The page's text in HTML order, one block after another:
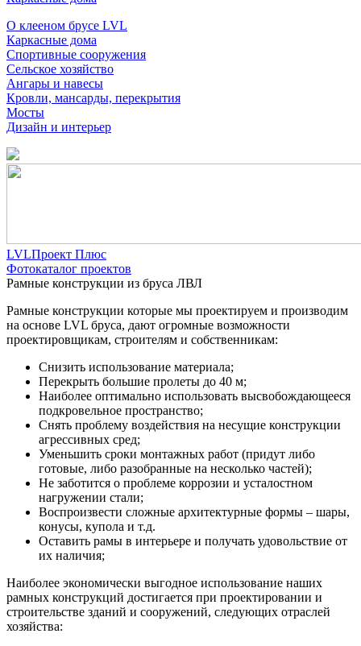
О клееном брусе LVL
Каркасные дома
Спортивные сооружения
Сельское хозяйство
Ангары и навесы
Кровли, мансарды, перекрытия
Мосты
Дизайн и интерьер
LVLПроект Плюс
Фотокаталог проектов
Рамные конструкции из бруса ЛВЛ
Рамные конструкции которые мы проектируем и производим
на основе LVL бруса, дают огромные возможности
проектировщикам, строителям и собственникам:
Снизить использование материала;
Перекрыть большие пролеты до 40 м;
Наиболее оптимально использовать высвобождающееся
подкровельное пространство;
Снять проблему воздействия на несущие конструкции
агрессивных сред;
Уменьшить сроки монтажных работ (придут либо
готовые, либо разобранные на несколько частей);
Не заботится о проблеме коррозии и усталостном
нагружении стали;
Воспроизвести сложные архитектурные формы – шары,
конусы, купола и т.д.
Оставить рамы в интерьере и получать удовольствие от
их наличия;
Наиболее экономически выгодное использование наших
рамных конструкций достигается при проектировании и
строительстве зданий и сооружений, следующих отраслей
хозяйства: